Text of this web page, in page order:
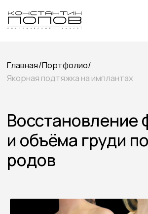
Восстановление формы
родов